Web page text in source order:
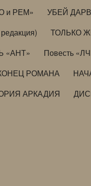
и РЕМ» УБЕЙ
ТОЛЬКО
«АНТ»
Повесть
РОМАНА
АРКАДИЯ